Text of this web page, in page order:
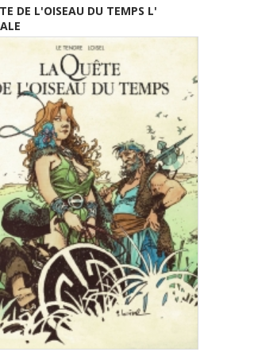
DE L'OISEAU DU TEMPS L'